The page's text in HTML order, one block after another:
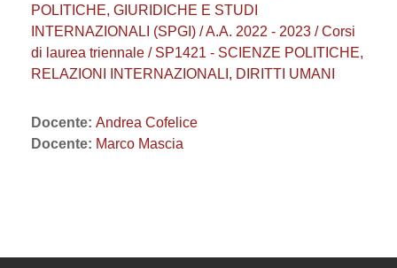
POLITICHE, GIURIDICHE E STUDI
INTERNAZIONALI (SPGI) / A.A. 2022 - 2023 / Corsi
di laurea triennale / SP1421 - SCIENZE POLITICHE,
RELAZIONI INTERNAZIONALI, DIRITTI UMANI
Docente: Andrea Cofelice
Docente: Marco Mascia